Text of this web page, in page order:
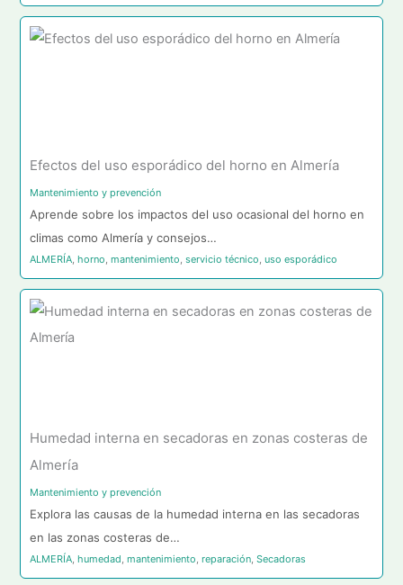
Efectos del uso esporádico del horno en Almería
Mantenimiento y prevención
Aprende sobre los impactos del uso ocasional del horno en
climas como Almería y consejos…
ALMERÍA ,horno ,mantenimiento ,servicio técnico ,uso esporádico
Humedad interna en secadoras en zonas costeras de
Almería
Mantenimiento y prevención
Explora las causas de la humedad interna en las secadoras
en las zonas costeras de…
ALMERÍA ,humedad ,mantenimiento ,reparación ,Secadoras